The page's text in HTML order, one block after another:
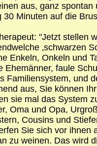
aus, ganz
30 Minuten auf die
"Jetzt stellen
‚schwarzen
Enkeln, Onkeln und
Ehemänner, faule
Familiensystem, und
aus, Sie können
sie mal das System
Oma und Opa,
Cousins und
Sie sich vor ihnen
zu weinen. Das wird